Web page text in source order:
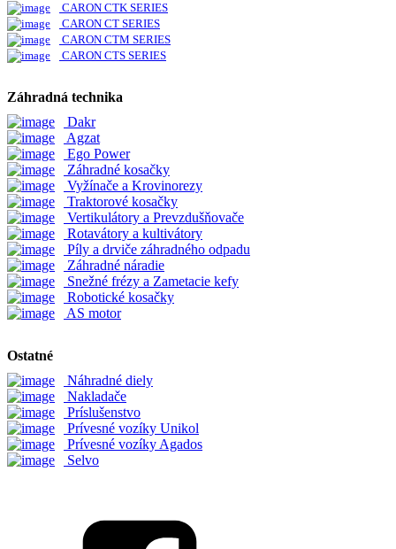
CARON CTK SERIES
CARON CT SERIES
CARON CTM SERIES
CARON CTS SERIES
Záhradná technika
Dakr
Agzat
Ego Power
Záhradné kosačky
Vyžínače a Krovinorezy
Traktorové kosačky
Vertikulátory a Prevzdušňovače
Rotavátory a kultivátory
Píly a drviče záhradného odpadu
Záhradné náradie
Snežné frézy a Zametacie kefy
Robotické kosačky
AS motor
Ostatné
Náhradné diely
Nakladače
Príslušenstvo
Prívesné vozíky Unikol
Prívesné vozíky Agados
Selvo